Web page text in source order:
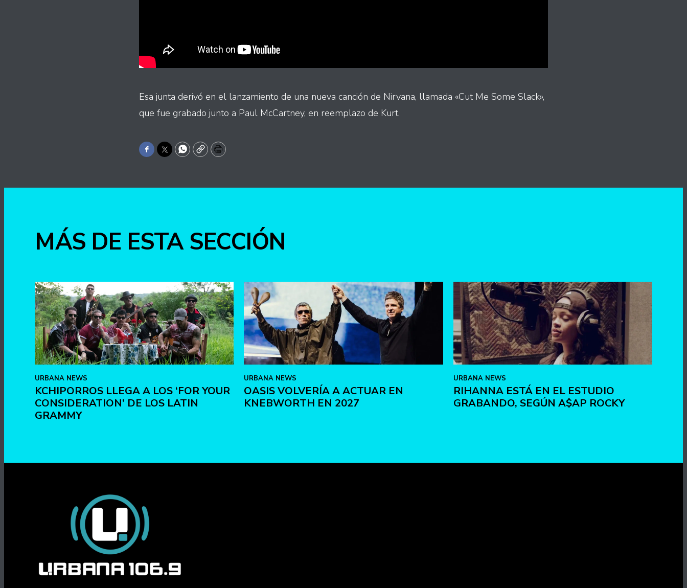
Esa junta derivó en el lanzamiento de una nueva canción de Nirvana, llamada «Cut Me Some Slack»,
que fue grabado junto a Paul McCartney, en reemplazo de Kurt.
Facebook
TwitterWhatsApp
CopyPrint
MÁS DE ESTA SECCIÓN
URBANA NEWS
KCHIPORROS LLEGA A LOS ‘FOR YOUR
CONSIDERATION’ DE LOS LATIN
GRAMMY
URBANA NEWS
OASIS VOLVERÍA A ACTUAR EN
KNEBWORTH EN 2027
URBANA NEWS
RIHANNA ESTÁ EN EL ESTUDIO
GRABANDO, SEGÚN A$AP ROCKY